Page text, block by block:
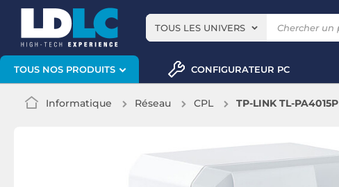
TOUS LES UNIVERS
TOUS NOS PRODUITS CONFIGURATEUR PC
Informatique Réseau CPL TP-LINK TL-PA4015P